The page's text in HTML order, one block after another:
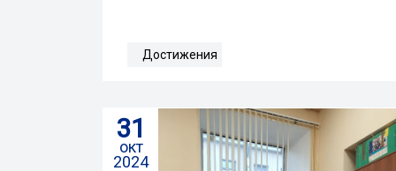
Достижения
31
окт
2024